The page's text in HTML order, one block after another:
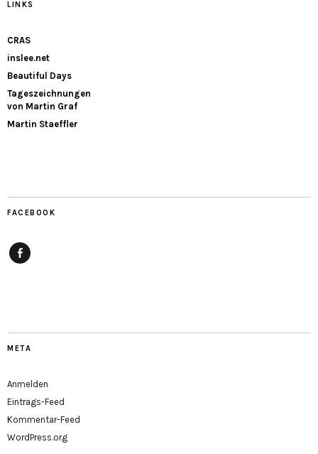
LINKS
CRAS
inslee.net
Beautiful Days
Tageszeichnungen
von Martin Graf
Martin Staeffler
FACEBOOK
META
Anmelden
Eintrags-Feed
Kommentar-Feed
WordPress.org